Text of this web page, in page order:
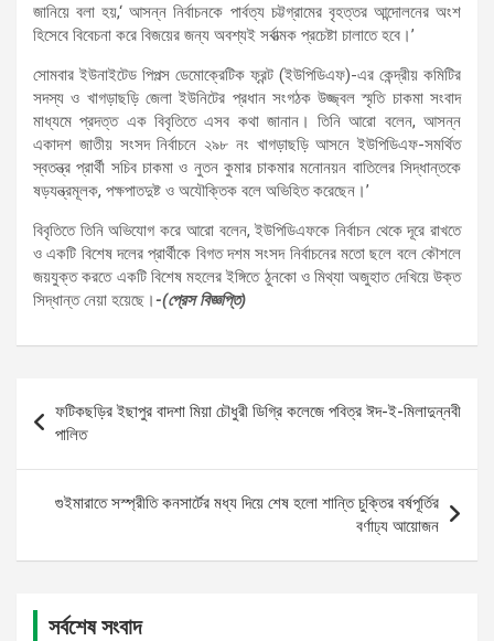
জানিয়ে বলা হয়,‘ আসন্ন নির্বাচনকে পার্বত্য চট্টগ্রামের বৃহত্তর আন্দোলনের অংশ
হিসেবে বিবেচনা করে বিজয়ের জন্য অবশ্যই সর্বাত্মক প্রচেষ্টা চালাতে হবে।’
সোমবার ইউনাইটেড পিপল্স ডেমোক্রেটিক ফ্রন্ট (ইউপিডিএফ)-এর কেন্দ্রীয় কমিটির
সদস্য ও খাগড়াছড়ি জেলা ইউনিটের প্রধান সংগঠক উজ্জ্বল স্মৃতি চাকমা সংবাদ
মাধ্যমে প্রদত্ত এক বিবৃতিতে এসব কথা জানান। তিনি আরো বলেন, আসন্ন
একাদশ জাতীয় সংসদ নির্বাচনে ২৯৮ নং খাগড়াছড়ি আসনে ইউপিডিএফ-সমর্থিত
স্বতন্ত্র প্রার্থী সচিব চাকমা ও নুতন কুমার চাকমার মনোনয়ন বাতিলের সিদ্ধান্তকে
ষড়যন্ত্রমূলক, পক্ষপাতদুষ্ট ও অযৌক্তিক বলে অভিহিত করেছেন।’
বিবৃতিতে তিনি অভিযোগ করে আরো বলেন, ইউপিডিএফকে নির্বাচন থেকে দূরে রাখতে
ও একটি বিশেষ দলের প্রার্থীকে বিগত দশম সংসদ নির্বাচনের মতো ছলে বলে কৌশলে
জয়যুক্ত করতে একটি বিশেষ মহলের ইঙ্গিতে ঠুনকো ও মিথ্যা অজুহাত দেখিয়ে উক্ত
সিদ্ধান্ত নেয়া হয়েছে।-(প্রেস বিজ্ঞপ্তি)
navigation
ফটিকছড়ির ইছাপুর বাদশা মিয়া চৌধুরী ডিগ্রি কলেজে পবিত্র ঈদ-ই-মিলাদুন্নবী
পালিত
গুইমারাতে সস্প্রীতি কনসার্টের মধ্য দিয়ে শেষ হলো শান্তি চুক্তির বর্ষপূর্তির
বর্ণাঢ্য আয়োজন
সর্বশেষ সংবাদ